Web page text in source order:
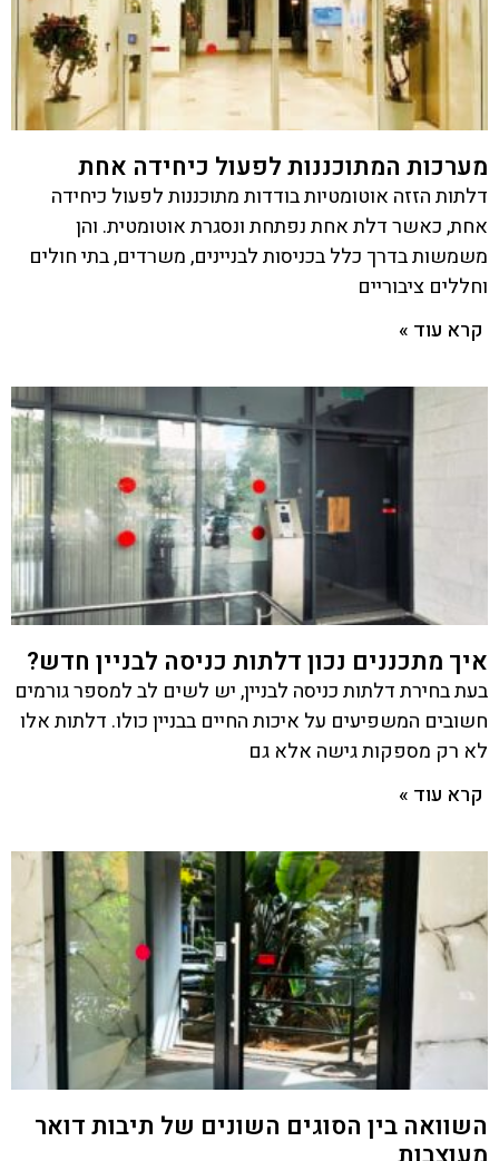
מערכות המתוכננות לפעול כיחידה אחת
דלתות הזזה אוטומטיות בודדות מתוכננות לפעול כיחידה
אחת, כאשר דלת אחת נפתחת ונסגרת אוטומטית. והן
משמשות בדרך כלל בכניסות לבניינים, משרדים, בתי חולים
וחללים ציבוריים
קרא עוד »
איך מתכננים נכון דלתות כניסה לבניין חדש?
בעת בחירת דלתות כניסה לבניין, יש לשים לב למספר גורמים
חשובים המשפיעים על איכות החיים בבניין כולו. דלתות אלו
לא רק מספקות גישה אלא גם
קרא עוד »
השוואה בין הסוגים השונים של תיבות דואר